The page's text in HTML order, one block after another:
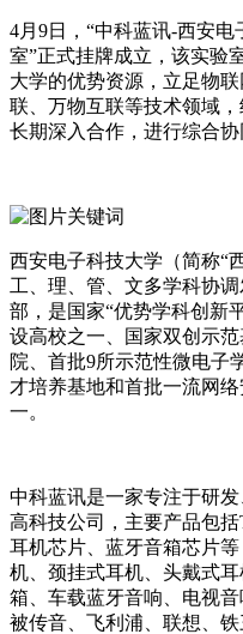
4月9日，“中科蓝讯-西安
室”正式挂牌成立，该实验
大学的优势资源，立足物
联、万物互联等技术领域
长期深入合作，进行综合协
西安电子科技大学（简称“
工、理、管、文多学科协
部，是国家“优势学科创新
设高校之一、国家双创示
院、首批9所示范性微电子
才培养基地和首批一流网
一。
中科蓝讯是一家专注于研
高科技公司，主要产品包
耳机芯片、蓝牙音箱芯片
机、颈挂式耳机、头戴式
箱、车载蓝牙音响、电视音
被传音、飞利浦、联想、